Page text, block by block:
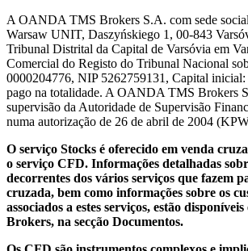
A OANDA TMS Brokers S.A. com sede
Warsaw UNIT, Daszyńskiego 1, 00-843
Tribunal Distrital da Capital de Varsóvia em
Comercial do Registo do Tribunal Nacional
0000204776, NIP 5262759131, Capital
pago na totalidade. A OANDA TMS Brokers
supervisão da Autoridade de Supervisão
numa autorização de 26 de abril de 2004
O serviço Stocks é oferecido em venda
o serviço CFD. Informações detalhadas
decorrentes dos vários serviços que fazem
cruzada, bem como informações sobre os
associados a estes serviços, estão
Brokers, na secção Documentos.